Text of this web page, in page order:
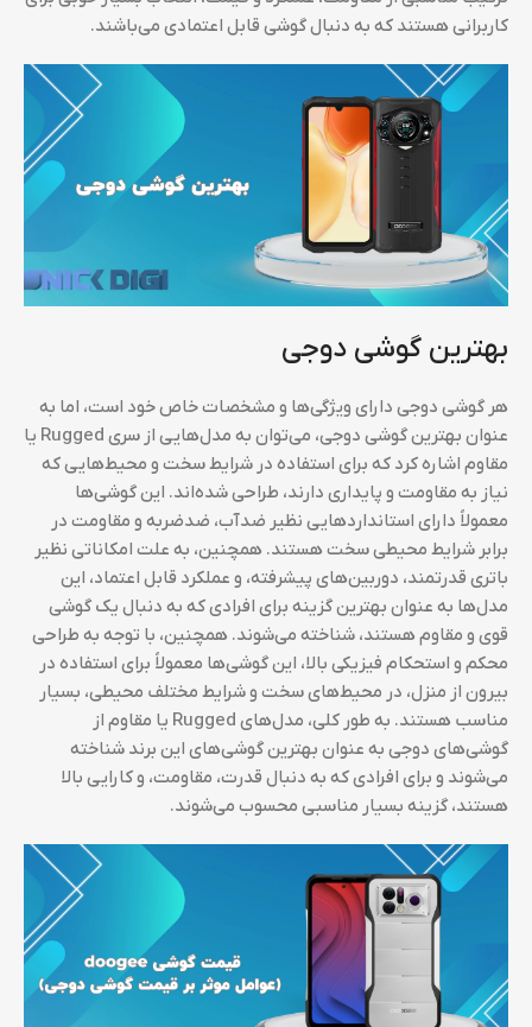
کاربرانی هستند که به دنبال گوشی قابل اعتمادی می‌باشند.
بهترین گوشی دوجی
هر گوشی دوجی دارای ویژگی‌ها و مشخصات خاص خود است، اما به
عنوان بهترین گوشی دوجی، می‌توان به مدل‌هایی از سری Rugged یا
مقاوم اشاره کرد که برای استفاده در شرایط سخت و محیط‌هایی که
نیاز به مقاومت و پایداری دارند، طراحی شده‌اند. این گوشی‌ها
معمولاً دارای استانداردهایی نظیر ضدآب، ضدضربه و مقاومت در
برابر شرایط محیطی سخت هستند. همچنین، به علت امکاناتی نظیر
باتری قدرتمند، دوربین‌های پیشرفته، و عملکرد قابل اعتماد، این
مدل‌ها به عنوان بهترین گزینه برای افرادی که به دنبال یک گوشی
قوی و مقاوم هستند، شناخته می‌شوند. همچنین، با توجه به طراحی
محکم و استحکام فیزیکی بالا، این گوشی‌ها معمولاً برای استفاده در
بیرون از منزل، در محیط‌های سخت و شرایط مختلف محیطی، بسیار
مناسب هستند. به طور کلی، مدل‌های Rugged یا مقاوم از
گوشی‌های دوجی به عنوان بهترین گوشی‌های این برند شناخته
می‌شوند و برای افرادی که به دنبال قدرت، مقاومت، و کارایی بالا
هستند، گزینه بسیار مناسبی محسوب می‌شوند.